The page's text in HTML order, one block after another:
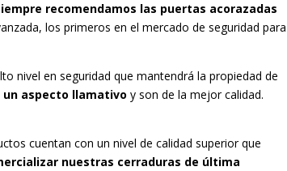
recomendamos las puertas acorazadas
los primeros en el mercado de seguridad para
nivel en seguridad que mantendrá la propiedad de
aspecto llamativo y son de la mejor calidad.
cuentan con un nivel de calidad superior que
nuestras cerraduras de última